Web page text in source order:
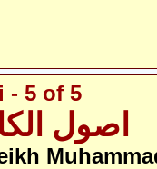
- 5 of 5
اصول